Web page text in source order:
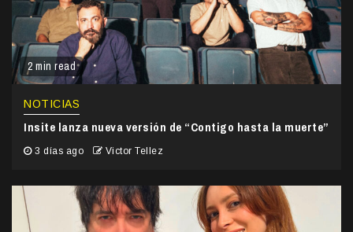
2 min read
NOTICIAS
Insite lanza nueva versión de “Contigo hasta la muerte”
3 días ago Victor Tellez